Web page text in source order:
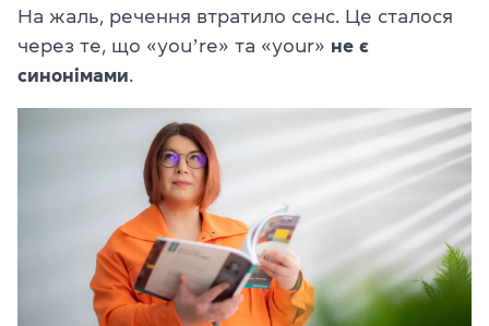
На жаль, речення втратило сенс. Це сталося
через те, що «youʼre» та «your» не є
синонімами